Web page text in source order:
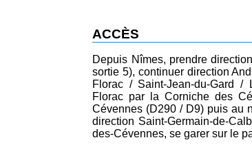
ACCÈS
Depuis Nîmes, prendre
sortie 5), continuer direction
Florac / Saint-Jean-du-Gard /
Florac par la Corniche des
Cévennes (D290 / D9) puis au
direction Saint-Germain-de-
des-Cévennes, se garer sur le